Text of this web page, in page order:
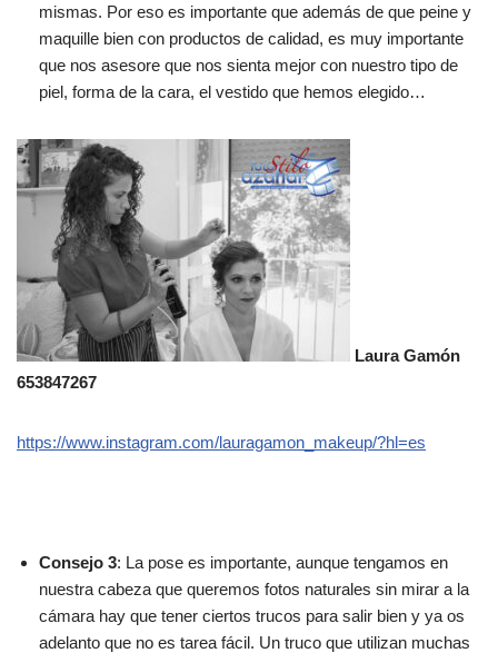
mismas. Por eso es importante que además de que peine y
maquille bien con productos de calidad, es muy importante
que nos asesore que nos sienta mejor con nuestro tipo de
piel, forma de la cara, el vestido que hemos elegido…
Laura Gamón
653847267
https://www.instagram.com/lauragamon_makeup/?hl=es
Consejo 3: La pose es importante, aunque tengamos en
nuestra cabeza que queremos fotos naturales sin mirar a la
cámara hay que tener ciertos trucos para salir bien y ya os
adelanto que no es tarea fácil. Un truco que utilizan muchas